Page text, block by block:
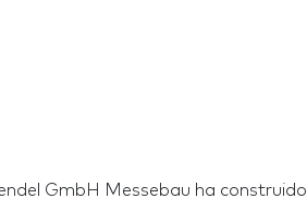
GmbH Messebau ha construido